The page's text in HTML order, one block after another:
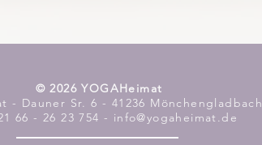
​© 2026 YOGAHeimat
- Dauner Sr. 6 - 41236 Mönchengladbach
66 - 26 23 754 - info@yogaheimat.de